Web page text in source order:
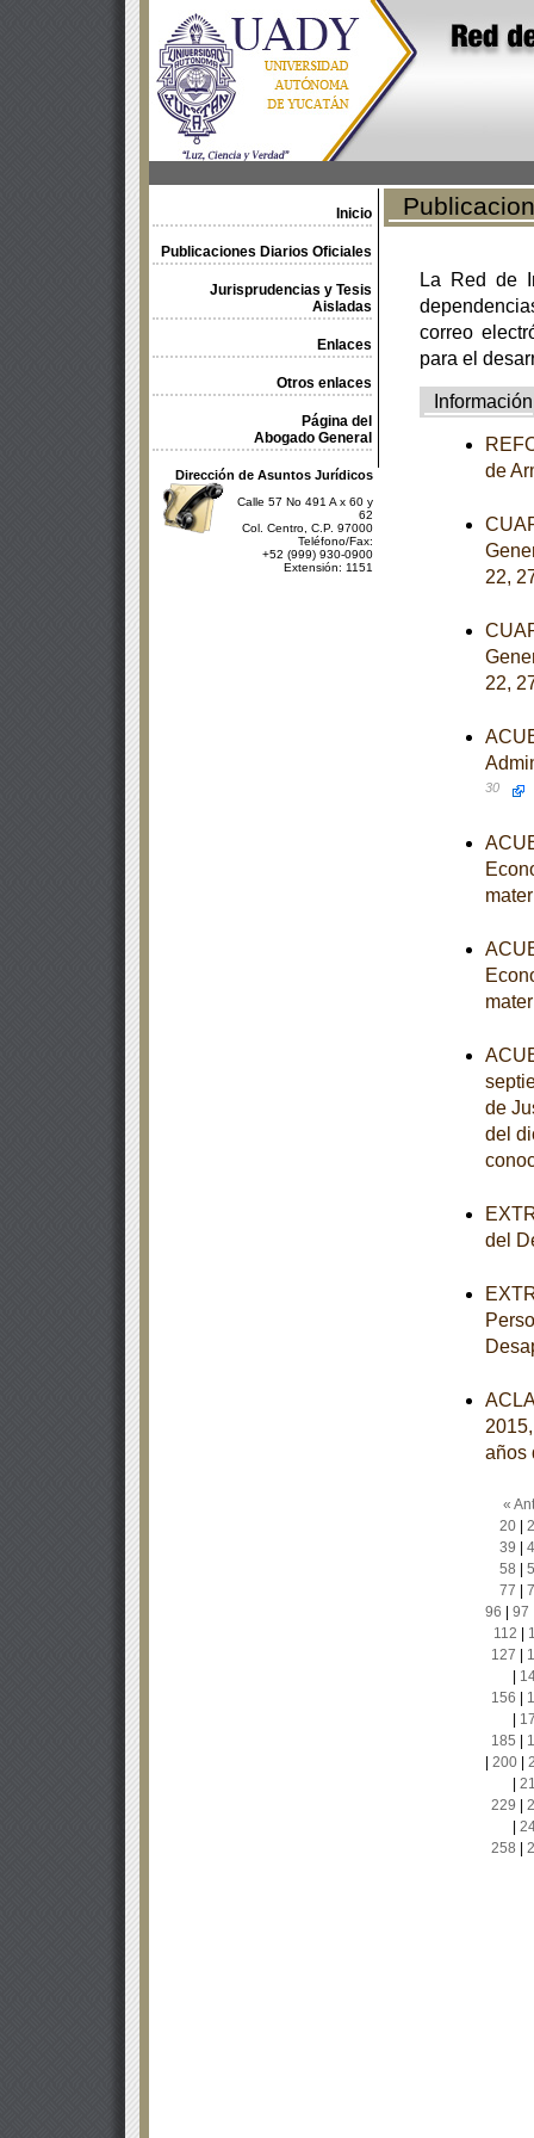
Inicio
Publicaciones Diarios Oficiales
Jurisprudencias y Tesis
Aisladas
Enlaces
Otros enlaces
Página del
Abogado General
Dirección de Asuntos Jurídicos
Calle 57 No 491 A x 60 y
62
Col. Centro, C.P. 97000
Teléfono/Fax:
+52 (999) 930-0900
Extensión: 1151
La Red de
correo
para el
Información
de
22,
22,
30
de
del
del
años
«
20|
39
58
77
96
97
112
127
156
185
200|
229
258